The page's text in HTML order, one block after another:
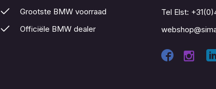
Grootste BMW voorraad
Officiële BMW dealer
Tel Elst: